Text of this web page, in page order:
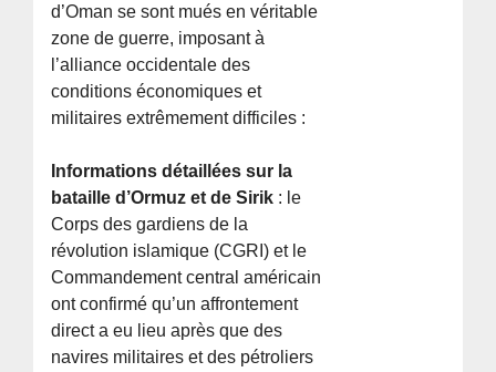
d’Oman se sont mués en véritable
zone de guerre, imposant à
l’alliance occidentale des
conditions économiques et
militaires extrêmement difficiles :
Informations détaillées sur la
bataille d’Ormuz et de Sirik : le
Corps des gardiens de la
révolution islamique (CGRI) et le
Commandement central américain
ont confirmé qu’un affrontement
direct a eu lieu après que des
navires militaires et des pétroliers